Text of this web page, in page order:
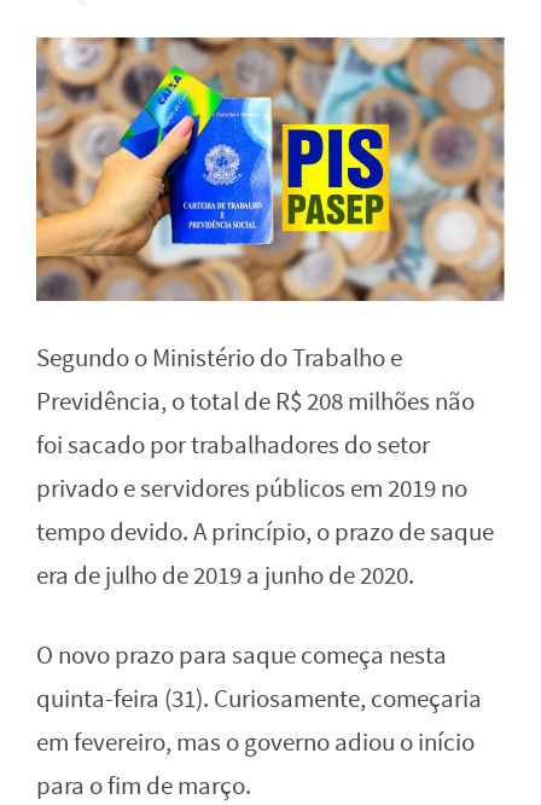
Segundo o Ministério do Trabalho e
Previdência, o total de R$ 208 milhões não
foi sacado por trabalhadores do setor
privado e servidores públicos em 2019 no
tempo devido. A princípio, o prazo de saque
era de julho de 2019 a junho de 2020.
O novo prazo para saque começa nesta
quinta-feira (31). Curiosamente, começaria
em fevereiro, mas o governo adiou o início
para o fim de março.